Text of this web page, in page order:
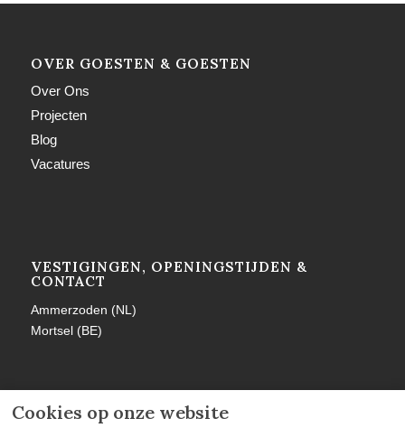
Cookies op onze website
OVER GOESTEN & GOESTEN
Over Ons
Projecten
Blog
Vacatures
VESTIGINGEN, OPENINGSTIJDEN &
CONTACT
Ammerzoden (NL)
Mortsel (BE)